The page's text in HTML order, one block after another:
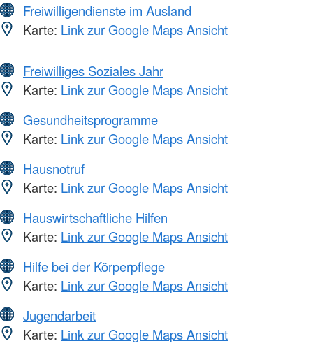
Freiwilligendienste im Ausland
Karte: Link zur Google Maps Ansicht
Freiwilliges Soziales Jahr
Karte: Link zur Google Maps Ansicht
Gesundheitsprogramme
Karte: Link zur Google Maps Ansicht
Hausnotruf
Karte: Link zur Google Maps Ansicht
Hauswirtschaftliche Hilfen
Karte: Link zur Google Maps Ansicht
Hilfe bei der Körperpflege
Karte: Link zur Google Maps Ansicht
Jugendarbeit
Karte: Link zur Google Maps Ansicht